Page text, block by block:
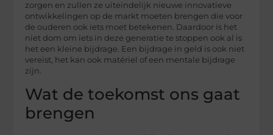
zorgen en zullen ze uiteindelijk nieuwe innovatieve
ontwikkelingen op de markt moeten brengen die voor
de ouderen ook iets moet betekenen. Daardoor is het
niet dom om iets in deze generatie te stoppen ook al is
het een kleine bijdrage. Een bijdrage in geld is ook niet
vereist, het kan ook matériel of een mentale bijdrage
zijn.
Wat de toekomst ons gaat
brengen